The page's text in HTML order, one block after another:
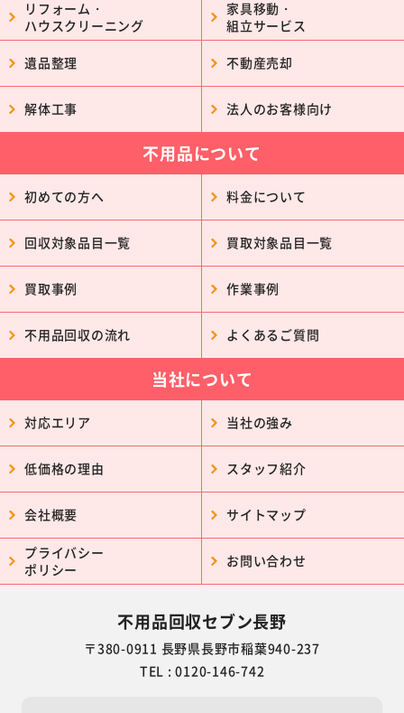
リフォーム・
ハウスクリーニング
家具移動・
組立サービス
遺品整理 不動産売却
解体工事 法人のお客様向け
不用品について
初めての方へ 料金について
回収対象品目一覧 買取対象品目一覧
買取事例 作業事例
不用品回収の流れ よくあるご質問
当社について
対応エリア 当社の強み
低価格の理由 スタッフ紹介
会社概要 サイトマップ
プライバシー
ポリシー
お問い合わせ
不用品回収セブン長野
〒380-0911 長野県長野市稲葉940-237
TEL : 0120-146-742